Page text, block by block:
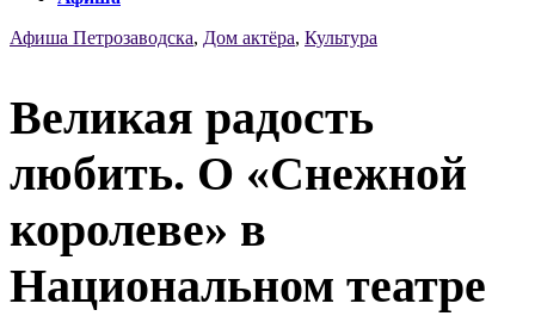
Афиша Петрозаводска, Дом актёра, Культура
Великая радость
любить. О «Снежной
королеве» в
Национальном театре